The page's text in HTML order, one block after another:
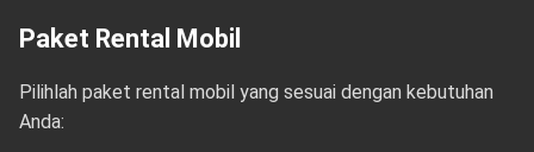
Paket Rental Mobil
Pilihlah paket rental mobil yang sesuai dengan kebutuhan
Anda: